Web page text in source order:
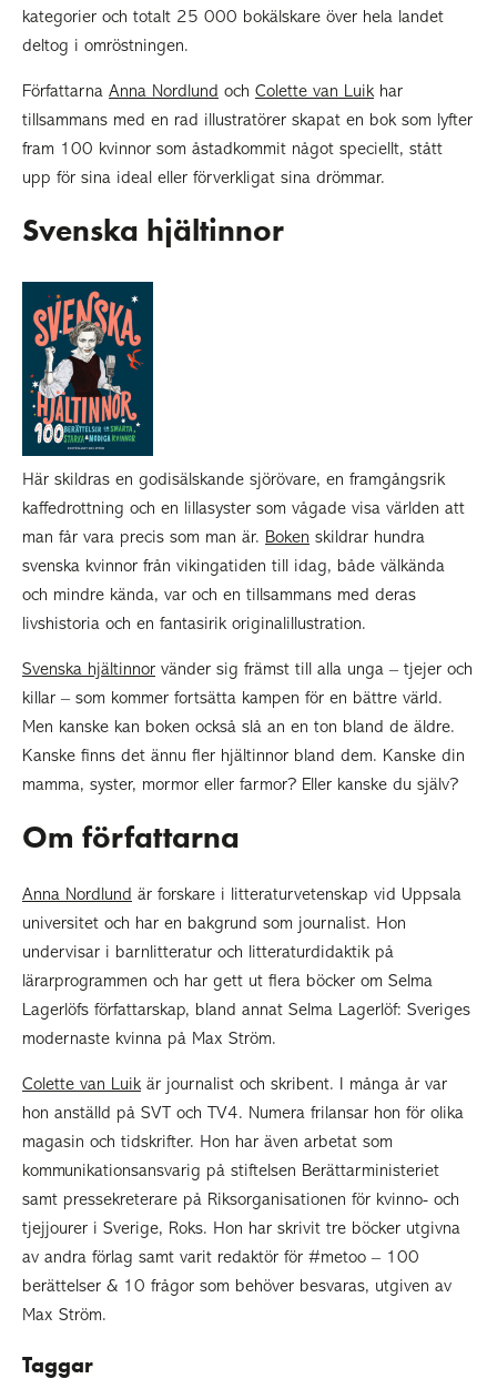
kategorier och totalt 25 000 bokälskare över hela landet
deltog i omröstningen.
Författarna Anna Nordlund och Colette van Luikhar
tillsammans med en rad illustratörer skapat en bok som lyfter
fram 100 kvinnor som åstadkommit något speciellt, stått
upp för sina ideal eller förverkligat sina drömmar.
Svenska hjältinnor
Här skildras en godisälskande sjörövare, en framgångsrik
kaffedrottning och en lillasyster som vågade visa världen att
man får vara precis som man är. Boken skildrar hundra
svenska kvinnor från vikingatiden till idag, både välkända
och mindre kända, var och en tillsammans med deras
livshistoria och en fantasirik originalillustration.
Svenska hjältinnor vänder sig främst till alla unga – tjejer och
killar – som kommer fortsätta kampen för en bättre värld.
Men kanske kan boken också slå an en ton bland de äldre.
Kanske finns det ännu fler hjältinnor bland dem. Kanske din
mamma, syster, mormor eller farmor? Eller kanske du själv?
Om författarna
Anna Nordlund är forskare i litteraturvetenskap vid Uppsala
universitet och har en bakgrund som journalist. Hon
undervisar i barnlitteratur och litteraturdidaktik på
lärarprogrammen och har gett ut flera böcker om Selma
Lagerlöfs författarskap, bland annat Selma Lagerlöf: Sveriges
modernaste kvinna på Max Ström.
Colette van Luikär journalist och skribent. I många år var
hon anställd på SVT och TV4. Numera frilansar hon för olika
magasin och tidskrifter. Hon har även arbetat som
kommunikationsansvarig på stiftelsen Berättarministeriet
samt pressekreterare på Riksorganisationen för kvinno- och
tjejjourer i Sverige, Roks. Hon har skrivit tre böcker utgivna
av andra förlag samt varit redaktör för #metoo – 100
berättelser & 10 frågor som behöver besvaras, utgiven av
Max Ström.
Taggar